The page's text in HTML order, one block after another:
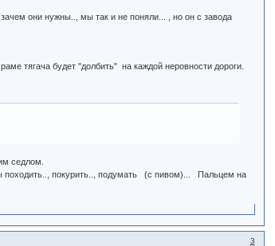
они нужны.., мы так и не поняли... , но он с завода
тягача будет "долбить" на каждой неровности дороги.
седлом.
покурить.., подумать (с пивом)... Пальцем на
3